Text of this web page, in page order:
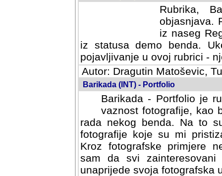
Rubrika,
objasnjava.
iz naseg
iz statusa demo benda.
pojavljivanje u ovoj rubrici -
Autor: Dragutin Matoševic,
Barikada (INT) - Portfolio
Barikada - Portfolio je
vaznost fotografije, kao
rada nekog benda. Na to
fotografije koje su mi
fotografske primjere
svi zainteresovani
svoja fotografska umijeca.